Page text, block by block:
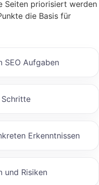
Seiten priorisiert werden
die Basis für
SEO Aufgaben
Erkenntnissen
und Risiken